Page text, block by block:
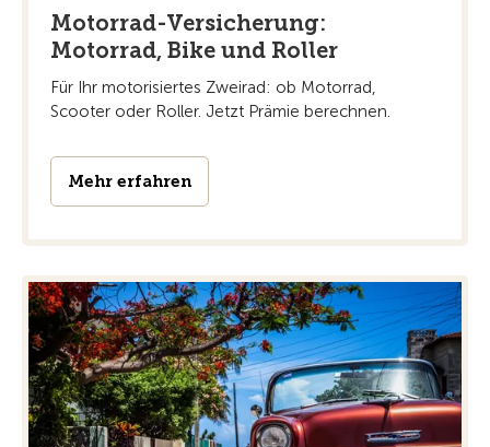
Motorrad-Versicherung:
Motorrad, Bike und Roller
Für Ihr motorisiertes Zweirad: ob Motorrad,
Scooter oder Roller. Jetzt Prämie berechnen.
Mehr erfahren